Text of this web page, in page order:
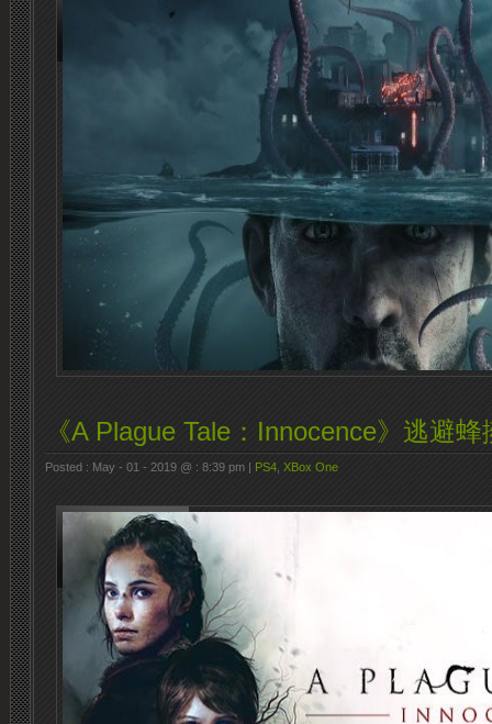
《A Plague Tale：Innocence》逃避
Posted : May - 01 - 2019 @ : 8:39 pm | PS4 XBox One